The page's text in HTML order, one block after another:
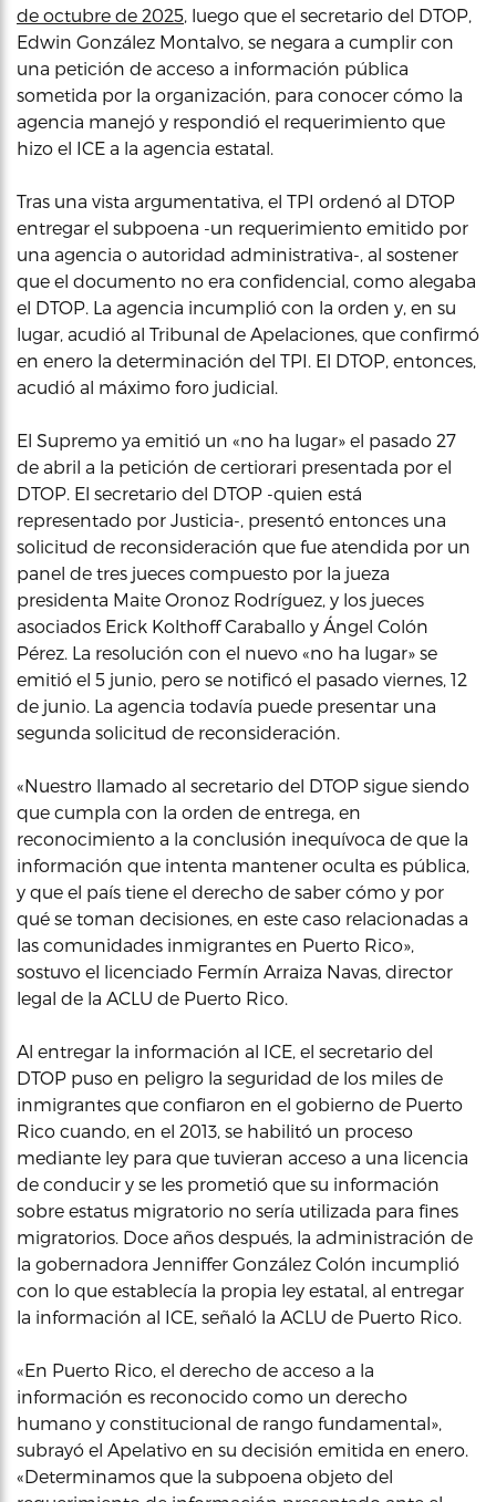
de octubre de 2025, luego que el secretario del DTOP,
Edwin González Montalvo, se negara a cumplir con
una petición de acceso a información pública
sometida por la organización, para conocer cómo la
agencia manejó y respondió el requerimiento que
hizo el ICE a la agencia estatal.
Tras una vista argumentativa, el TPI ordenó al DTOP
entregar el subpoena -un requerimiento emitido por
una agencia o autoridad administrativa-, al sostener
que el documento no era confidencial, como alegaba
el DTOP. La agencia incumplió con la orden y, en su
lugar, acudió al Tribunal de Apelaciones, que confirmó
en enero la determinación del TPI. El DTOP, entonces,
acudió al máximo foro judicial.
El Supremo ya emitió un «no ha lugar» el pasado 27
de abril a la petición de certiorari presentada por el
DTOP. El secretario del DTOP -quien está
representado por Justicia-, presentó entonces una
solicitud de reconsideración que fue atendida por un
panel de tres jueces compuesto por la jueza
presidenta Maite Oronoz Rodríguez, y los jueces
asociados Erick Kolthoff Caraballo y Ángel Colón
Pérez. La resolución con el nuevo «no ha lugar» se
emitió el 5 junio, pero se notificó el pasado viernes, 12
de junio. La agencia todavía puede presentar una
segunda solicitud de reconsideración.
«Nuestro llamado al secretario del DTOP sigue siendo
que cumpla con la orden de entrega, en
reconocimiento a la conclusión inequívoca de que la
información que intenta mantener oculta es pública,
y que el país tiene el derecho de saber cómo y por
qué se toman decisiones, en este caso relacionadas a
las comunidades inmigrantes en Puerto Rico»,
sostuvo el licenciado Fermín Arraiza Navas, director
legal de la ACLU de Puerto Rico.
Al entregar la información al ICE, el secretario del
DTOP puso en peligro la seguridad de los miles de
inmigrantes que confiaron en el gobierno de Puerto
Rico cuando, en el 2013, se habilitó un proceso
mediante ley para que tuvieran acceso a una licencia
de conducir y se les prometió que su información
sobre estatus migratorio no sería utilizada para fines
migratorios. Doce años después, la administración de
la gobernadora Jenniffer González Colón incumplió
con lo que establecía la propia ley estatal, al entregar
la información al ICE, señaló la ACLU de Puerto Rico.
«En Puerto Rico, el derecho de acceso a la
información es reconocido como un derecho
humano y constitucional de rango fundamental»,
subrayó el Apelativo en su decisión emitida en enero.
«Determinamos que la subpoena objeto del